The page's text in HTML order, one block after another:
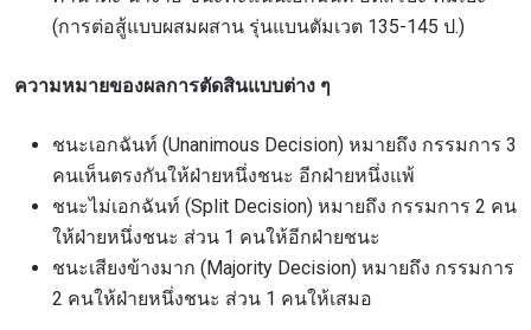
(การต่อสู้แบบผสมผสาน รุ่นแบนตัมเวต 135-145 ป.)
ความหมายของผลการตัดสินแบบต่าง ๆ
ชนะเอกฉันท์ (Unanimous Decision) หมายถึง กรรมการ 3
คนเห็นตรงกันให้ฝ่ายหนึ่งชนะ อีกฝ่ายหนึ่งแพ้
ชนะไม่เอกฉันท์ (Split Decision) หมายถึง กรรมการ 2 คน
ให้ฝ่ายหนึ่งชนะ ส่วน 1 คนให้อีกฝ่ายชนะ
ชนะเสียงข้างมาก (Majority Decision) หมายถึง กรรมการ
2 คนให้ฝ่ายหนึ่งชนะ ส่วน 1 คนให้เสมอ
อีเวนต์
ดูไฮไลต์การแข่งขัน
ชื่อ
สมัคร
การส่งแบบฟอร์มนี้ถือว่าท่านให้ความยินยอมให้เรา
รวบรวม ใช้งาน และเปิดเผยข้อมูลของท่านภายใต้
นโยบายความเป็นส่วนตัวของเรา ท่านสามารถ
ยกเลิกการสมัครรับข่าวสารได้ตลอดเวลา